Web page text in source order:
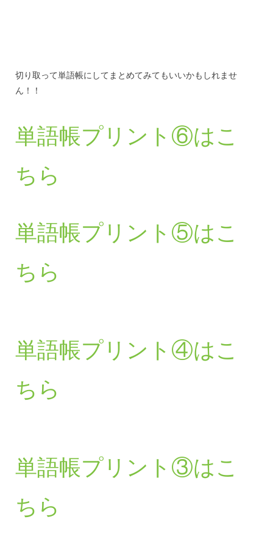
切り取って単語帳にしてまとめてみてもいいかもしれませ
ん！！
単語帳プリント⑥はこ
ちら
単語帳プリント⑤はこ
ちら
単語帳プリント④はこ
ちら
単語帳プリント③はこ
ちら